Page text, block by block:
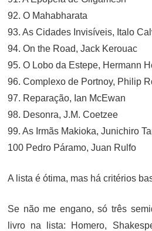
92. O Mahabharata
93. As Cidades Invisíveis, Italo
94. On the Road, Jack Kerouac
95. O Lobo da Estepe, Hermann
96. Complexo de Portnoy, Philip
97. Reparação, Ian McEwan
98. Desonra, J.M. Coetzee
99. As Irmãs Makioka, Junichiro
100 Pedro Páramo, Juan Rulfo
A lista é ótima, mas há critérios
Se não me engano, só três
livro na lista: Homero,